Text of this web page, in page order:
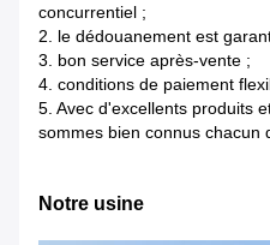
concurrentiel ;
2. le dédouanement est
3. bon service après-vente ;
4. conditions de paiement
5. Avec d'excellents produits
sommes bien connus chacun
Notre usine